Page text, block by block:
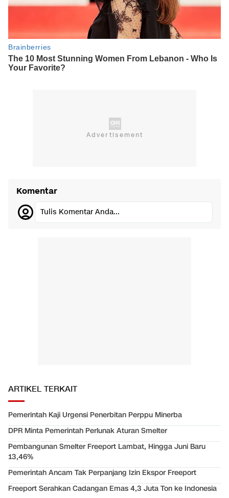
Komentar
Tulis Komentar Anda...
ARTIKEL TERKAIT
Pemerintah Kaji Urgensi Penerbitan Perppu Minerba
DPR Minta Pemerintah Perlunak Aturan Smelter
Pembangunan Smelter Freeport Lambat, Hingga Juni Baru
13,46%
Pemerintah Ancam Tak Perpanjang Izin Ekspor Freeport
Freeport Serahkan Cadangan Emas 4,3 Juta Ton ke Indonesia